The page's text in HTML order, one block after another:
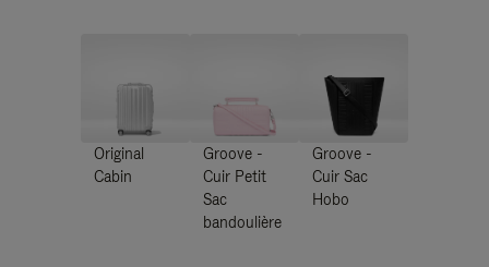
Original
Cabin
Groove -
Cuir Petit
Sac
bandoulière
Groove -
Cuir Sac
Hobo